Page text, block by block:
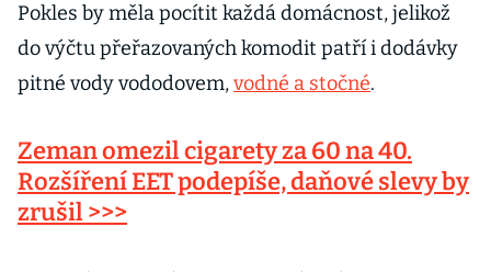
Pokles by měla pocítit každá domácnost, jelikož
do výčtu přeřazovaných komodit patří i dodávky
pitné vody vododovem,vodné a stočné.
Zeman omezil cigarety za 60 na 40.
Rozšíření EET podepíše, daňové slevy by
zrušil >>>